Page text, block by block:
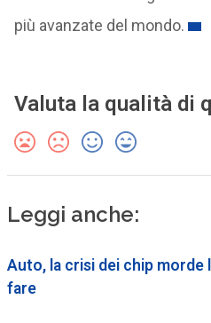
più avanzate del mondo.
Valuta la qualità di
Leggi anche:
Auto, la crisi dei chip morde
fare